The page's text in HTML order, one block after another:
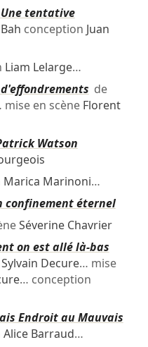
tentative
conception Juan
Liam Lelarge…
de
mise en scène Florent
Watson
Marica Marinoni…
confinement éternel
Séverine Chavrier
on est allé là-bas
Sylvain Decure… mise
… conception
Endroit au Mauvais
Alice Barraud…